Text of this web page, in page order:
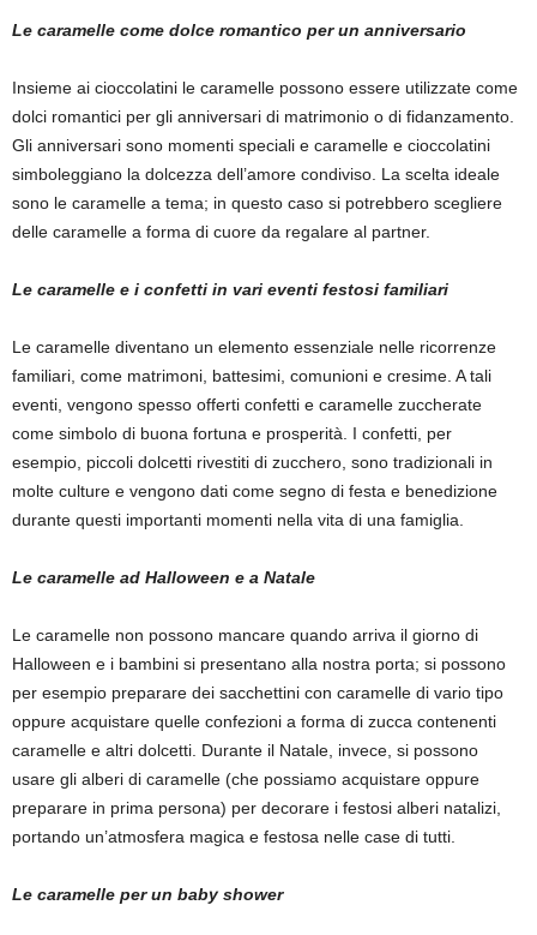
Le caramelle come dolce romantico per un anniversario
Insieme ai cioccolatini le caramelle possono essere utilizzate come
dolci romantici per gli anniversari di matrimonio o di fidanzamento.
Gli anniversari sono momenti speciali e caramelle e cioccolatini
simboleggiano la dolcezza dell’amore condiviso. La scelta ideale
sono le caramelle a tema; in questo caso si potrebbero scegliere
delle caramelle a forma di cuore da regalare al partner.
Le caramelle e i confetti in vari eventi festosi familiari
Le caramelle diventano un elemento essenziale nelle ricorrenze
familiari, come matrimoni, battesimi, comunioni e cresime. A tali
eventi, vengono spesso offerti confetti e caramelle zuccherate
come simbolo di buona fortuna e prosperità. I confetti, per
esempio, piccoli dolcetti rivestiti di zucchero, sono tradizionali in
molte culture e vengono dati come segno di festa e benedizione
durante questi importanti momenti nella vita di una famiglia.
Le caramelle ad Halloween e a Natale
Le caramelle non possono mancare quando arriva il giorno di
Halloween e i bambini si presentano alla nostra porta; si possono
per esempio preparare dei sacchettini con caramelle di vario tipo
oppure acquistare quelle confezioni a forma di zucca contenenti
caramelle e altri dolcetti. Durante il Natale, invece, si possono
usare gli alberi di caramelle (che possiamo acquistare oppure
preparare in prima persona) per decorare i festosi alberi natalizi,
portando un’atmosfera magica e festosa nelle case di tutti.
Le caramelle per un baby shower